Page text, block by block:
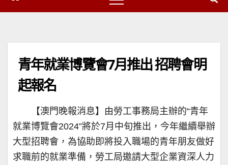
青年就業博覽會7月推出 招聘會明
起報名
【澳門晚報消息】由勞工事務局主辦的“青年
就業博覽會2024”將於7月中旬推出，今年繼續舉辦
大型招聘會，為協助即將投入職場的青年朋友做好
求職前的就業準備，勞工局邀請大型企業資深人力